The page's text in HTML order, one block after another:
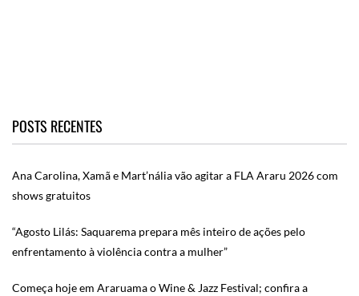
POSTS RECENTES
Ana Carolina, Xamã e Mart’nália vão agitar a FLA Araru 2026 com
shows gratuitos
“Agosto Lilás: Saquarema prepara mês inteiro de ações pelo
enfrentamento à violência contra a mulher”
Começa hoje em Araruama o Wine & Jazz Festival; confira a